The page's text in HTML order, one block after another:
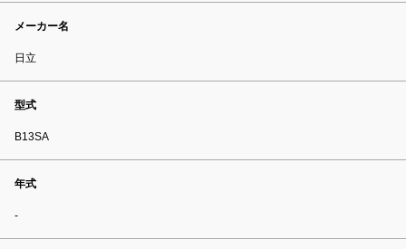
メーカー名
日立
型式
B13SA
年式
-